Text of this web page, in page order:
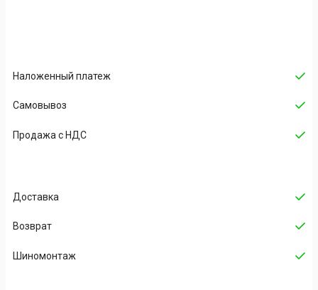
Наложенный платеж
Cамовывоз
Продажа с НДС
Доставка
Возврат
Шиномонтаж